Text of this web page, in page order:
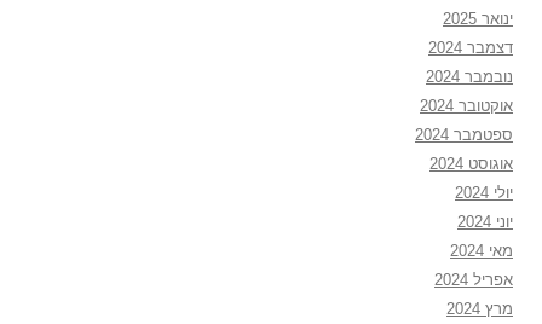
ינואר 2025
דצמבר 2024
נובמבר 2024
אוקטובר 2024
ספטמבר 2024
אוגוסט 2024
יולי 2024
יוני 2024
מאי 2024
אפריל 2024
מרץ 2024